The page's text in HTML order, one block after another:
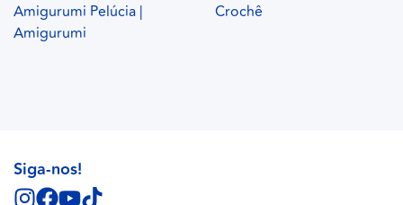
Amigurumi Pelúcia |
Amigurumi
Crochê
Siga-nos!